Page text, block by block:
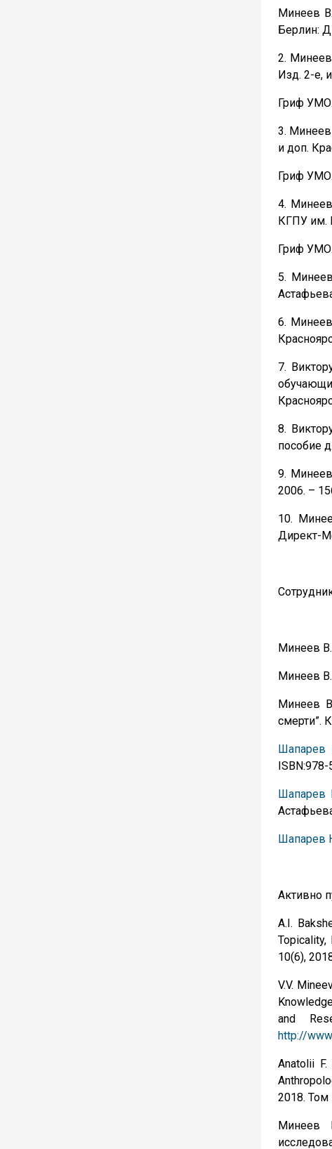
Минеев
Берлин:
2. Минеев
Изд. 2-е,
Гриф УМО.
3. Минеев
и доп.
Гриф УМО.
4.
КГПУ им.
Гриф УМО.
5.
6.
7.
8.
пособие
9.
2006. –
10.
Директ-
Минеев
Минеев
Минеев
смерти”.
Шапарев
Шапарев
Шапарев
Активно
A.I.
10(6),
V.V.
and
http://
Anatolii
2018. Том
Минеев